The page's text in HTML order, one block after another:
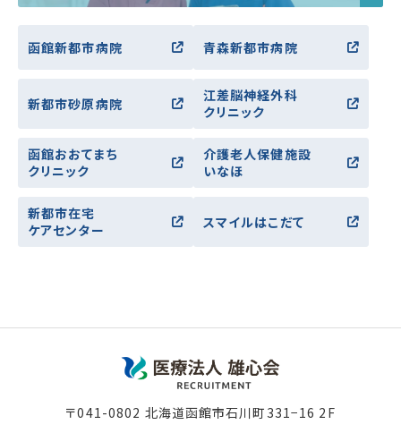
函館新都市病院 青森新都市病院
新都市砂原病院
江差脳神経外科
クリニック
函館おおてまち
クリニック
介護老人保健施設
いなほ
新都市在宅
ケアセンター
スマイルはこだて
〒041-0802 北海道函館市石川町331−16 2F